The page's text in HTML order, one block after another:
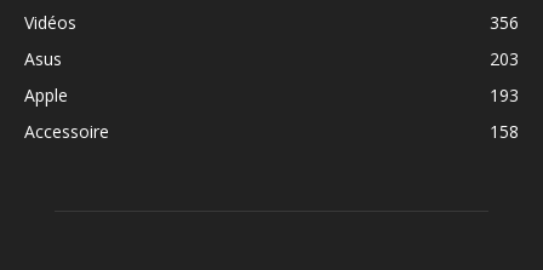
Vidéos
356
Asus
203
Apple
193
Accessoire
158